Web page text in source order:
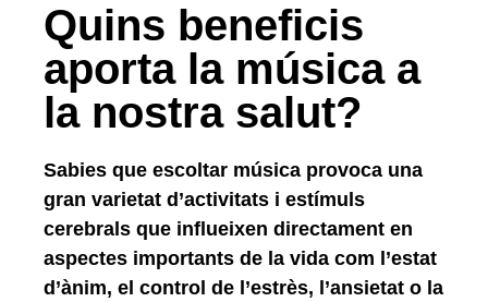
Quins beneficis
aporta la música a
la nostra salut?
Sabies que escoltar música provoca una
gran varietat d’activitats i estímuls
cerebrals que influeixen directament en
aspectes importants de la vida com l’estat
d’ànim, el control de l’estrès, l’ansietat o la